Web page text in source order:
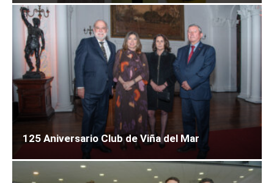
125 Aniversario Club de Viña del Mar